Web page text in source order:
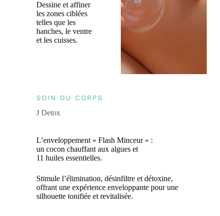
Dessine et affiner
les zones ciblées
telles que les
hanches, le ventre
et les cuisses.
SOIN DU CORPS
J Detox
L’enveloppement « Flash Minceur » :
un cocon chauffant aux algues et
11 huiles essentielles.
Stimule l’élimination, désinfiltre et détoxine,
offrant une expérience enveloppante pour une
silhouette tonifiée et revitalisée.